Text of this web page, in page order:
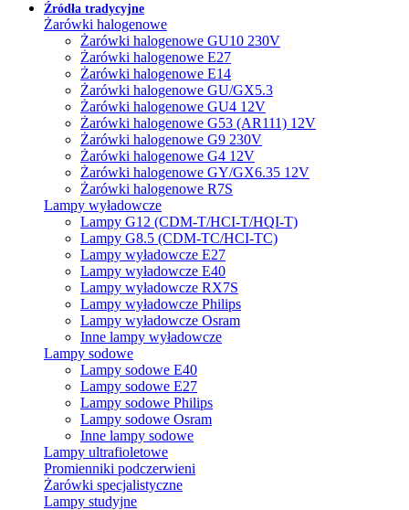
Źródła tradycyjne
Żarówki halogenowe
Żarówki halogenowe GU10 230V
Żarówki halogenowe E27
Żarówki halogenowe E14
Żarówki halogenowe GU/GX5.3
Żarówki halogenowe GU4 12V
Żarówki halogenowe G53 (AR111) 12V
Żarówki halogenowe G9 230V
Żarówki halogenowe G4 12V
Żarówki halogenowe GY/GX6.35 12V
Żarówki halogenowe R7S
Lampy wyładowcze
Lampy G12 (CDM-T/HCI-T/HQI-T)
Lampy G8.5 (CDM-TC/HCI-TC)
Lampy wyładowcze E27
Lampy wyładowcze E40
Lampy wyładowcze RX7S
Lampy wyładowcze Philips
Lampy wyładowcze Osram
Inne lampy wyładowcze
Lampy sodowe
Lampy sodowe E40
Lampy sodowe E27
Lampy sodowe Philips
Lampy sodowe Osram
Inne lampy sodowe
Lampy ultrafioletowe
Promienniki podczerwieni
Żarówki specjalistyczne
Lampy studyjne